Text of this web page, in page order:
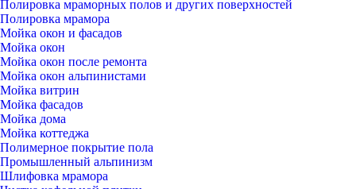
Полировка мраморных полов и других поверхностей
Полировка мрамора
Мойка окон и фасадов
Мойка окон
Мойка окон после ремонта
Мойка окон альпинистами
Мойка витрин
Мойка фасадов
Мойка дома
Мойка коттеджа
Полимерное покрытие пола
Промышленный альпинизм
Шлифовка мрамора